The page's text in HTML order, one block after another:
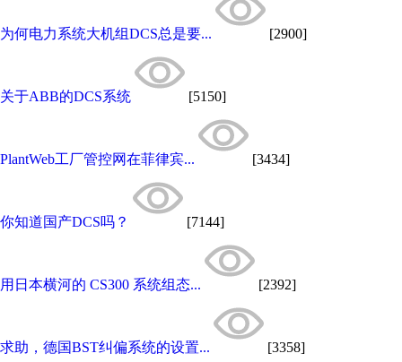
为何电力系统大机组DCS总是要... [2900]
关于ABB的DCS系统 [5150]
PlantWeb工厂管控网在菲律宾... [3434]
你知道国产DCS吗？ [7144]
用日本横河的 CS300 系统组态... [2392]
求助，德国BST纠偏系统的设置... [3358]